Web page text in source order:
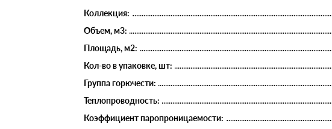
Коллекция:
Объем, м3:
Площадь, м2:
Кол-во в упаковке, шт:
Группа горючести:
Теплопроводность:
Коэффициент паропроницаемости: